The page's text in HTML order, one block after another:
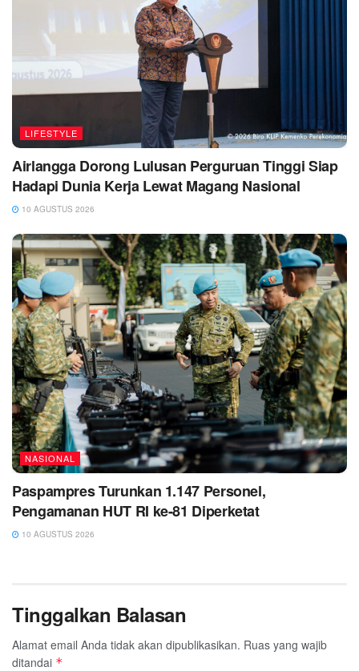
LIFESTYLE
Airlangga Dorong Lulusan Perguruan Tinggi Siap
Hadapi Dunia Kerja Lewat Magang Nasional
10 AGUSTUS 2026
NASIONAL
Paspampres Turunkan 1.147 Personel,
Pengamanan HUT RI ke-81 Diperketat
10 AGUSTUS 2026
Tinggalkan Balasan
Alamat email Anda tidak akan dipublikasikan. Ruas yang wajib
ditandai *